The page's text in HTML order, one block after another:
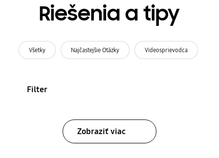
Riešenia a tipy
Všetky Najčastejšie Otázky Videosprievodca
Filter
Zobraziť viac